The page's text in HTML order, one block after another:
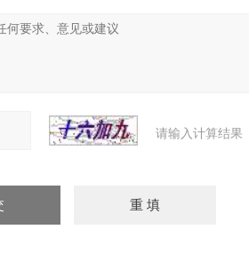
请输入计算结果